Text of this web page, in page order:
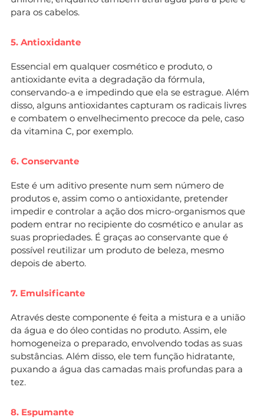
para os cabelos.
5. Antioxidante
Essencial em qualquer cosmético e produto, o
antioxidante evita a degradação da fórmula,
conservando-a e impedindo que ela se estrague. Além
disso, alguns antioxidantes capturam os radicais livres
e combatem o envelhecimento precoce da pele, caso
da vitamina C, por exemplo.
6. Conservante
Este é um aditivo presente num sem número de
produtos e, assim como o antioxidante, pretender
impedir e controlar a ação dos micro-organismos que
podem entrar no recipiente do cosmético e anular as
suas propriedades. É graças ao conservante que é
possível reutilizar um produto de beleza, mesmo
depois de aberto.
7. Emulsificante
Através deste componente é feita a mistura e a união
da água e do óleo contidas no produto. Assim, ele
homogeneiza o preparado, envolvendo todas as suas
substâncias. Além disso, ele tem função hidratante,
puxando a água das camadas mais profundas para a
tez.
8. Espumante